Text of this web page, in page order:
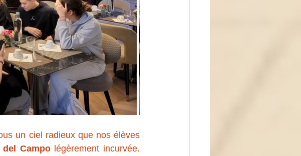
un ciel radieux que nos élèves
del Campo légèrement incurvée.